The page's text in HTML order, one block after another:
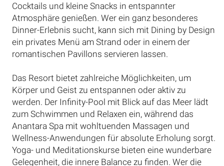
Cocktails und kleine Snacks in entspannter
Atmosphäre genießen. Wer ein ganz besonderes
Dinner-Erlebnis sucht, kann sich mit Dining by Design
ein privates Menü am Strand oder in einem der
romantischen Pavillons servieren lassen.
Das Resort bietet zahlreiche Möglichkeiten, um
Körper und Geist zu entspannen oder aktiv zu
werden. Der Infinity-Pool mit Blick auf das Meer lädt
zum Schwimmen und Relaxen ein, während das
Anantara Spa mit wohltuenden Massagen und
Wellness-Anwendungen für absolute Erholung sorgt.
Yoga- und Meditationskurse bieten eine wunderbare
Gelegenheit, die innere Balance zu finden. Wer die